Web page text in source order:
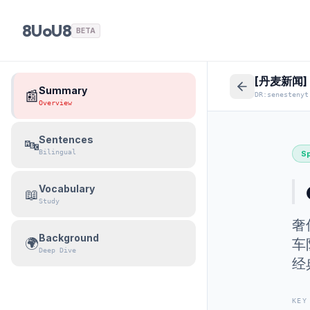
8UoU8 BETA
📰Summary
Overview
🔤Sentences
Bilingual
📖Vocabulary
Study
🌍Background
Deep Dive
[丹麦新闻]
DR:senestenyt
奢
车
经